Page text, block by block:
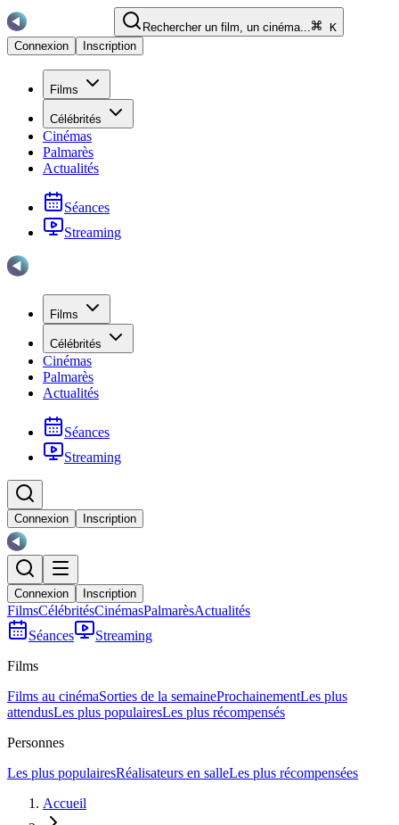
Rechercher un film, un cinéma...
K
Connexion
Inscription
Films
Célébrités
Cinémas
Palmarès
Actualités
Séances
Streaming
Films
Célébrités
Cinémas
Palmarès
Actualités
Séances
Streaming
Connexion Inscription
Connexion Inscription
FilmsCélébritésCinémasPalmarèsActualités
Séances
Streaming
Films
Films au cinémaSorties de la semaineProchainementLes plus
attendusLes plus populairesLes plus récompensés
Personnes
Les plus populairesRéalisateurs en salleLes plus récompensées
Accueil